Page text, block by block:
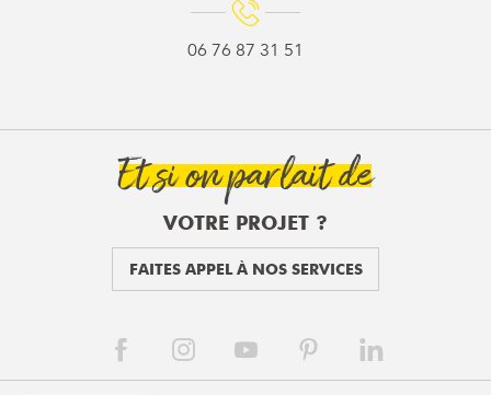
06 76 87 31 51
Et si on parlait de
VOTRE PROJET ?
FAITES APPEL À NOS SERVICES